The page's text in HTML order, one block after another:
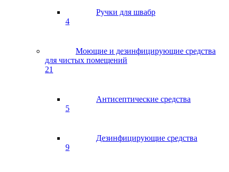
Ручки для швабр
4
Моющие и дезинфицирующие средства
для чистых помещений
21
Антисептические средства
5
Дезинфицирующие средства
9